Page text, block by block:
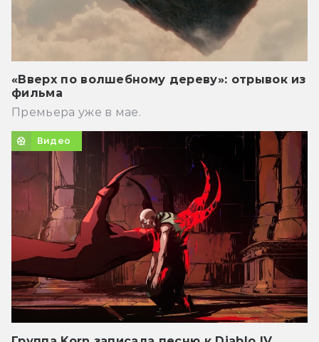
«Вверх по волшебному дереву»: отрывок из
фильма
Премьера уже в мае.
Видео